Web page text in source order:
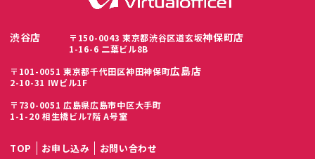
渋谷店
〒150-0043 東京都渋谷区道玄坂
1-16-6 二葉ビル8B
神保町店
〒101-0051 東京都千代田区神田神保町
2-10-31 IWビル1F
広島店
〒730-0051 広島県広島市中区大手町
1-1-20 相生橋ビル7階 A号室
TOP お申し込み お問い合わせ